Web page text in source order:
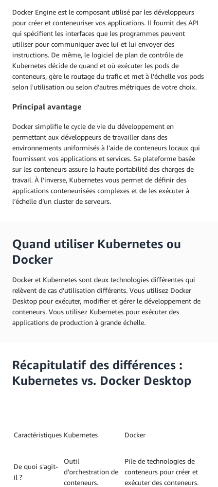
Docker Engine est le composant utilisé par les développeurs
pour créer et conteneuriser vos applications. Il fournit des API
qui spécifient les interfaces que les programmes peuvent
utiliser pour communiquer avec lui et lui envoyer des
instructions. De même, le logiciel de plan de contrôle de
Kubernetes décide de quand et où exécuter les pods de
conteneurs, gère le routage du trafic et met à l'échelle vos pods
selon l'utilisation ou selon d'autres métriques de votre choix.
Principal avantage
Docker simplifie le cycle de vie du développement en
permettant aux développeurs de travailler dans des
environnements uniformisés à l'aide de conteneurs locaux qui
fournissent vos applications et services. Sa plateforme basée
sur les conteneurs assure la haute portabilité des charges de
travail. À l’inverse, Kubernetes vous permet de définir des
applications conteneurisées complexes et de les exécuter à
l’échelle d’un cluster de serveurs.
Quand utiliser Kubernetes ou
Docker
Docker et Kubernetes sont deux technologies différentes qui
relèvent de cas d’utilisation différents. Vous utilisez Docker
Desktop pour exécuter, modifier et gérer le développement de
conteneurs. Vous utilisez Kubernetes pour exécuter des
applications de production à grande échelle.
Récapitulatif des différences :
Kubernetes vs. Docker Desktop
Caractéristiques Kubernetes Docker
De quoi s'agit-
il ?
Outil
d'orchestration de
conteneurs.
Pile de technologies de
conteneurs pour créer et
exécuter des conteneurs.